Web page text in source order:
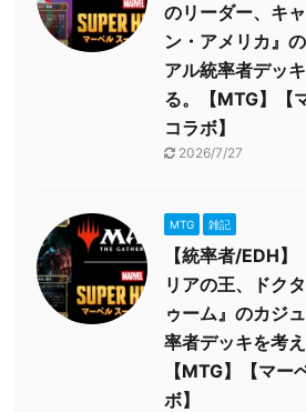
のリーダー、キ
ン・アメリカ』
アル統率者デッ
る。【MTG】【
コラボ】
2026/7/27
MTG 雑記
【統率者/EDH】
リアの王、ドク
ゥーム』のカジ
率者デッキを考え
【MTG】【マー
ボ】